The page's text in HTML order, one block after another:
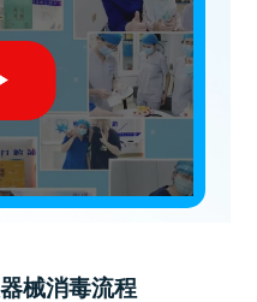
械消毒流程